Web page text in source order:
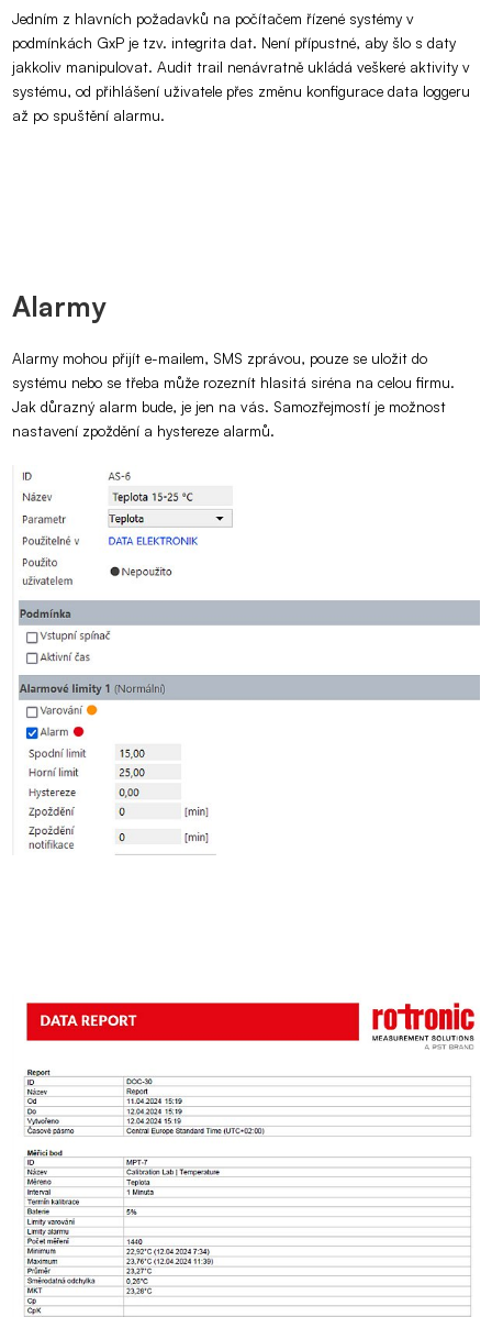
Jedním z hlavních požadavků na počítačem řízené systémy v
podmínkách GxP je tzv. integrita dat. Není přípustné, aby šlo s daty
jakkoliv manipulovat. Audit trail nenávratně ukládá veškeré aktivity v
systému, od přihlášení uživatele přes změnu konfigurace data loggeru
až po spuštění alarmu.
Alarmy
Alarmy mohou přijít e-mailem, SMS zprávou, pouze se uložit do
systému nebo se třeba může rozeznít hlasitá siréna na celou firmu.
Jak důrazný alarm bude, je jen na vás. Samozřejmostí je možnost
nastavení zpoždění a hystereze alarmů.